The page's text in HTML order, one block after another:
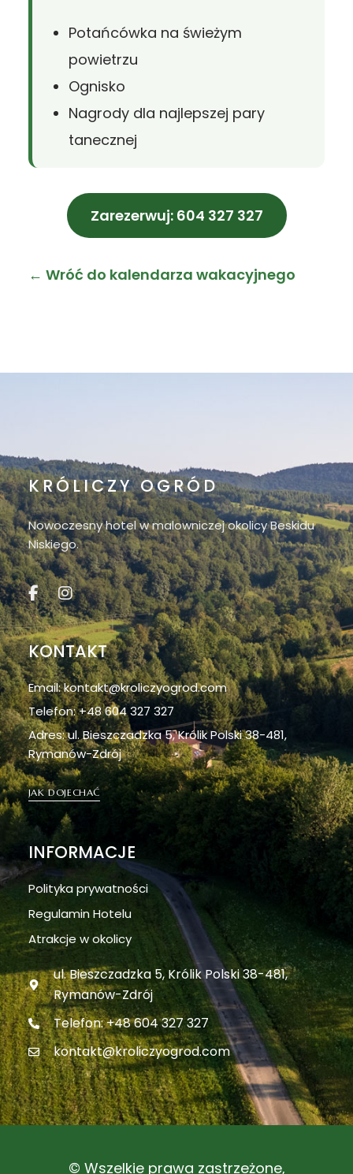
Potańcówka na świeżym
powietrzu
Ognisko
Nagrody dla najlepszej pary
tanecznej
Zarezerwuj: 604 327 327
← Wróć do kalendarza wakacyjnego
KRÓLICZY OGRÓD
Nowoczesny hotel w malowniczej okolicy Beskidu
Niskiego.
KONTAKT
Email: kontakt@kroliczyogrod.com
Telefon: +48 604 327 327
Adres: ul. Bieszczadzka 5, Królik Polski 38-481,
Rymanów-Zdrój
JAK DOJECHAĆ
INFORMACJE
Polityka prywatności
Regulamin Hotelu
Atrakcje w okolicy
ul. Bieszczadzka 5, Królik Polski 38-481,
Rymanów-Zdrój
Telefon: +48 604 327 327
kontakt@kroliczyogrod.com
© Wszelkie prawa zastrzeżone,